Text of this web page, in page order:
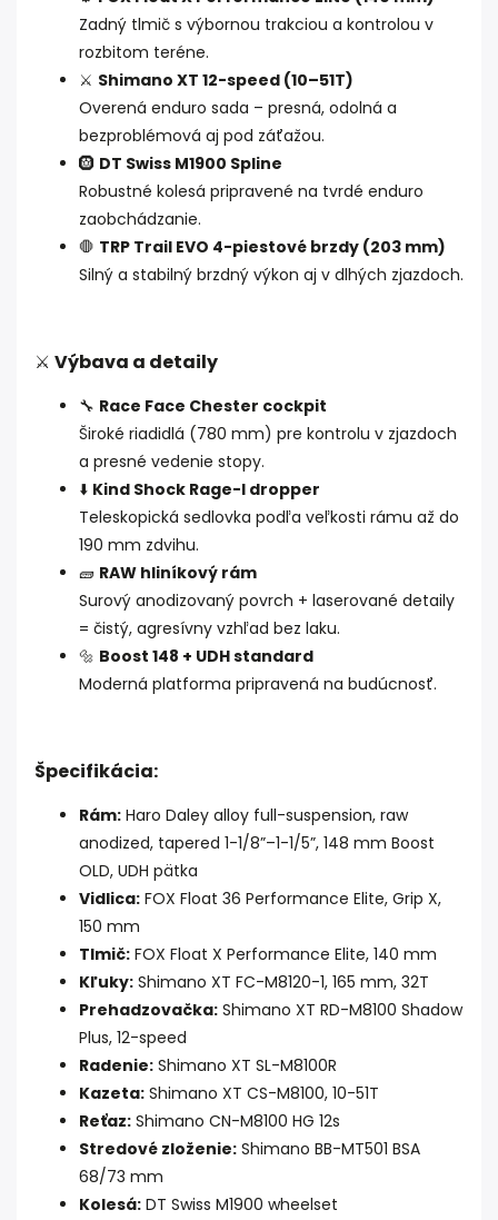
Zadný tlmič s výbornou trakciou a kontrolou v
rozbitom teréne.
⚔️ Shimano XT 12-speed (10–51T)
Overená enduro sada – presná, odolná a
bezproblémová aj pod záťažou.
🛞 DT Swiss M1900 Spline
Robustné kolesá pripravené na tvrdé enduro
zaobchádzanie.
🛑 TRP Trail EVO 4-piestové brzdy (203 mm)
Silný a stabilný brzdný výkon aj v dlhých zjazdoch.
⚔️ Výbava a detaily
🔧 Race Face Chester cockpit
Široké riadidlá (780 mm) pre kontrolu v zjazdoch
a presné vedenie stopy.
⬇️ Kind Shock Rage-I dropper
Teleskopická sedlovka podľa veľkosti rámu až do
190 mm zdvihu.
🧱 RAW hliníkový rám
Surový anodizovaný povrch + laserované detaily
= čistý, agresívny vzhľad bez laku.
🔩 Boost 148 + UDH standard
Moderná platforma pripravená na budúcnosť.
Špecifikácia:
Rám: Haro Daley alloy full-suspension, raw
anodized, tapered 1-1/8”–1-1/5”, 148 mm Boost
OLD, UDH pätka
Vidlica: FOX Float 36 Performance Elite, Grip X,
150 mm
Tlmič: FOX Float X Performance Elite, 140 mm
Kľuky: Shimano XT FC-M8120-1, 165 mm, 32T
Prehadzovačka: Shimano XT RD-M8100 Shadow
Plus, 12-speed
Radenie: Shimano XT SL-M8100R
Kazeta: Shimano XT CS-M8100, 10-51T
Reťaz: Shimano CN-M8100 HG 12s
Stredové zloženie: Shimano BB-MT501 BSA
68/73 mm
Kolesá: DT Swiss M1900 wheelset